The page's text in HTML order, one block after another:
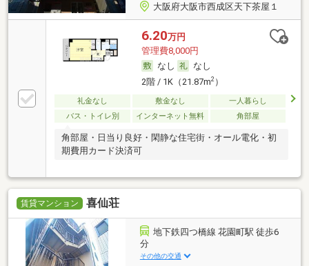
大阪府大阪市西成区天下茶屋１
6.20万円
管理費8,000円
なし
なし
2階 / 1K（21.87m2）
礼金なし 敷金なし
一人暮らし
バス・トイレ別
インターネット無料 角部屋
角部屋・日当り良好・閑静な住宅街・オール電化・初
期費用カード決済可
賃貸マンション 喜仙荘
地下鉄四つ橋線 花園町駅 徒歩6
分
その他の交通